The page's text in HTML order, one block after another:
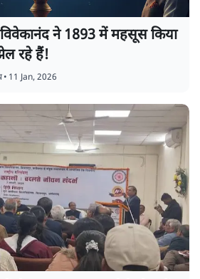
विवेकानंद ने 1893 में महसूस किया
रहे हैं!
• 11 Jan, 2026